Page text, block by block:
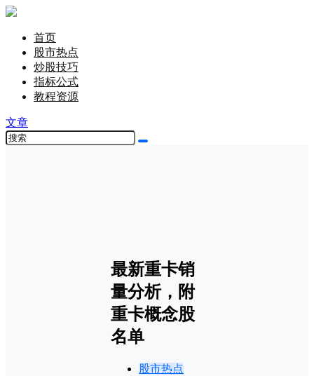
首页
股市热点
炒股技巧
指标公式
教程资源
文章
最新重卡销
量分析，附
重卡概念股
名单
股市热点